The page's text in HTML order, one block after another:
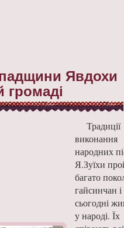
Явдохи
громаді
Традиції
виконання
народних
Я.Зуїхи
багато
гайсинчан і
сьогодні
у народі. Їх